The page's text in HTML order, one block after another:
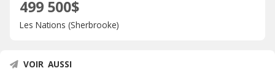
499 500$
Les Nations (Sherbrooke)
VOIR AUSSI